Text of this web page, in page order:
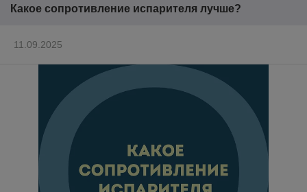
Какое сопротивление испарителя лучше?
11.09.2025